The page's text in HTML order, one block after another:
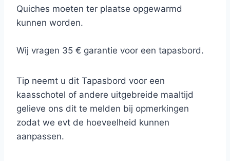
Quiches moeten ter plaatse opgewarmd
kunnen worden.
Wij vragen 35 € garantie voor een tapasbord.
Tip neemt u dit Tapasbord voor een
kaasschotel of andere uitgebreide maaltijd
gelieve ons dit te melden bij opmerkingen
zodat we evt de hoeveelheid kunnen
aanpassen.